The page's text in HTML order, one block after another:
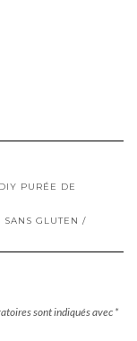
PURÉE DE
GLUTEN /
sont indiqués avec *